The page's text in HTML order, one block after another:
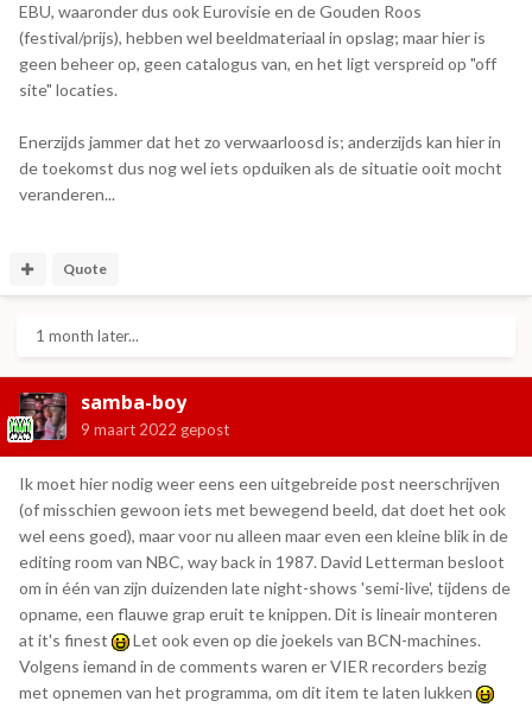
EBU, waaronder dus ook Eurovisie en de Gouden Roos
(festival/prijs), hebben wel beeldmateriaal in opslag; maar hier is
geen beheer op, geen catalogus van, en het ligt verspreid op "off
site" locaties.
Enerzijds jammer dat het zo verwaarloosd is; anderzijds kan hier in
de toekomst dus nog wel iets opduiken als de situatie ooit mocht
veranderen...
Quote
1 month later...
samba-boy
9 maart 2022 gepost
Ik moet hier nodig weer eens een uitgebreide post neerschrijven
(of misschien gewoon iets met bewegend beeld, dat doet het ook
wel eens goed), maar voor nu alleen maar even een kleine blik in de
editing room van NBC, way back in 1987. David Letterman besloot
om in één van zijn duizenden late night-shows 'semi-live', tijdens de
opname, een flauwe grap eruit te knippen. Dit is lineair monteren
at it's finest
Let ook even op die joekels van BCN-machines.
Volgens iemand in de comments waren er VIER recorders bezig
met opnemen van het programma, om dit item te laten lukken